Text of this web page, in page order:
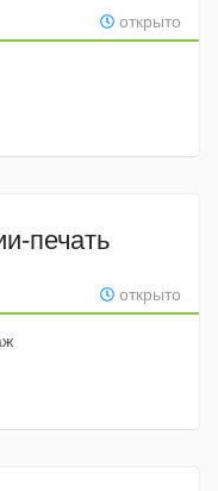
открыто
печать
открыто